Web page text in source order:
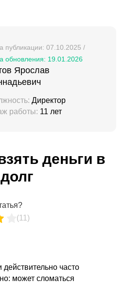
публикации: 07.10.2025 /
обновления: 19.01.2026
Ярослав
Директор
работы: 11 лет
деньги в
долг
(11)
часто
может сломаться